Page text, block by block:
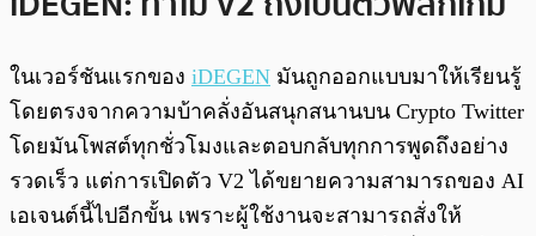
ในเวอร์ชันแรกของ iDEGEN มันถูกออกแบบมาให้เรียนรู้
โดยตรงจากความบ้าคลั่งอันสนุกสนานบน Crypto Twitter
โดยมันโพสต์ทุกชั่วโมงและตอบกลับทุกการพูดถึงอย่าง
รวดเร็ว แต่การเปิดตัว V2 ได้ขยายความสามารถของ AI
เอเจนต์นี้ไปอีกขั้น เพราะผู้ใช้งานจะสามารถสั่งให้